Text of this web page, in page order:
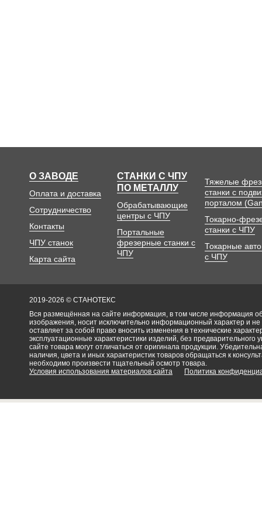
О ЗАВОДЕ
Оплата и доставка
Сотрудничество
Контакты
ЧПУ станок
Карта сайта
СТАНКИ С ЧПУ
ПО МЕТАЛЛУ
Обрабатывающие
центры с ЧПУ
Портальные
фрезерные станки с
ЧПУ
Тяжелые
станки с
порталом
Токарно-
станки с ЧПУ
Токарные
с ЧПУ
2019-2026 © СТАНОТЕКС
Вся размещённая на сайте информация, в том числе информация об
изображения, носит исключительно информационный характер и
оставляет за собой право вносить изменения в технические
эксплуатационные характеристики изделий, без
сайте товара могут отличаться от оригинала продукции.
наличия, цвета и иных характеристик товаров обращаться к
необходимо произвести тщательный осмотр товара.
Условия использования материалов сайта
Политика